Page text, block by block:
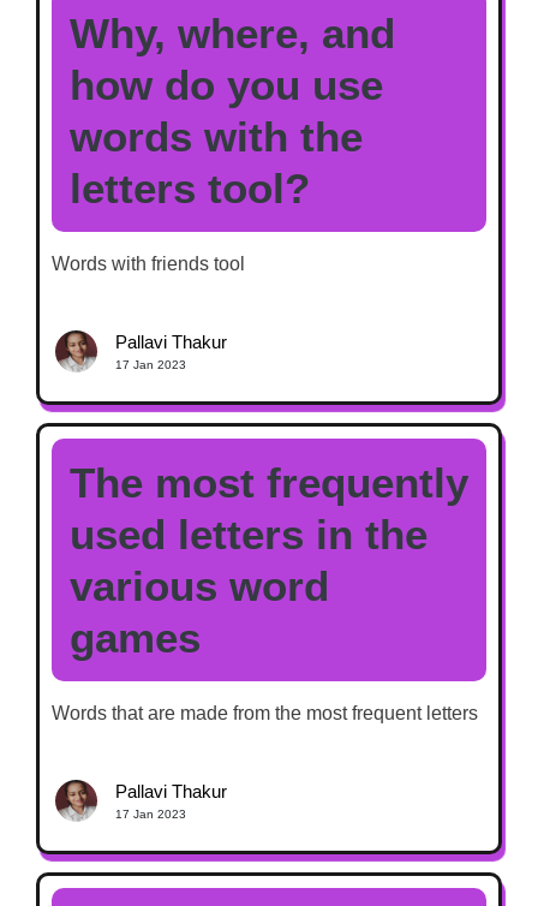
Why, where, and
how do you use
words with the
letters tool?
Words with friends tool
Pallavi Thakur
17 Jan 2023
The most frequently
used letters in the
various word
games
Words that are made from the most frequent letters
Pallavi Thakur
17 Jan 2023